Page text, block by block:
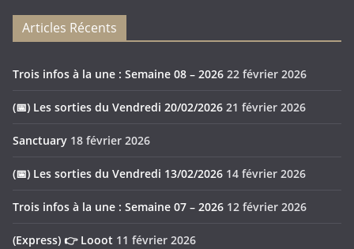
Articles Récents
Trois infos à la une : Semaine 08 – 2026 22 février 2026
(📅) Les sorties du Vendredi 20/02/2026 21 février 2026
Sanctuary 18 février 2026
(📅) Les sorties du Vendredi 13/02/2026 14 février 2026
Trois infos à la une : Semaine 07 – 2026 12 février 2026
(Express) 👉 Looot 11 février 2026